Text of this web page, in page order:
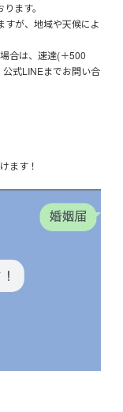
ます。
すが、地域や天候によ
合は、速達(＋500
式LINEまでお問い合
ます！